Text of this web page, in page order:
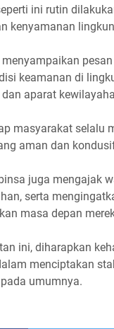
ini rutin
kenyamanan
menyampaikan
keamanan di
aparat
masyarakat selalu
aman dan
juga mengajak
serta
masa depan
ini, diharapkan
menciptakan
umumnya.